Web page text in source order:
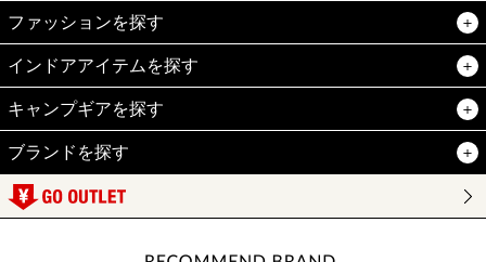
ファッションを探す
インドアアイテムを探す
キャンプギアを探す
ブランドを探す